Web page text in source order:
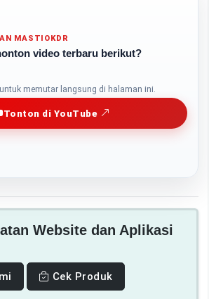
MASTIOKDR
video terbaru berikut?
memutar langsung di halaman ini.
Tonton di YouTube
Website dan Aplikasi
Cek Produk